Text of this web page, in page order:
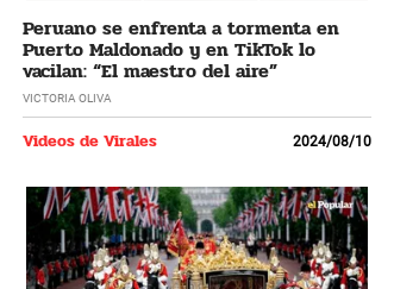
Peruano se enfrenta a tormenta en
Puerto Maldonado y en TikTok lo
vacilan: “El maestro del aire”
VICTORIA OLIVA
Videos de Virales 2024/08/10